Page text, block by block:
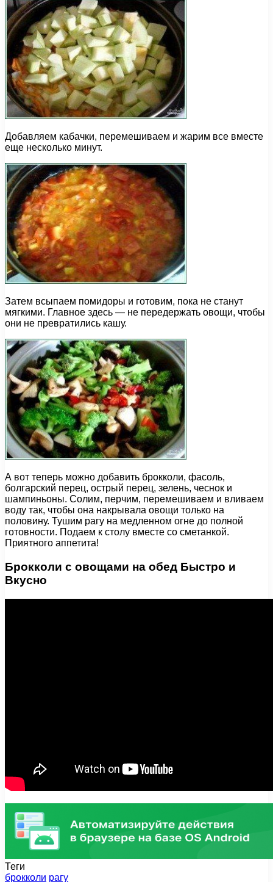
Добавляем кабачки, перемешиваем и жарим все вместе
еще несколько минут.
Затем всыпаем помидоры и готовим, пока не станут
мягкими. Главное здесь — не передержать овощи, чтобы
они не превратились кашу.
А вот теперь можно добавить брокколи, фасоль,
болгарский перец, острый перец, зелень, чеснок и
шампиньоны. Солим, перчим, перемешиваем и вливаем
воду так, чтобы она накрывала овощи только на
половину. Тушим рагу на медленном огне до полной
готовности. Подаем к столу вместе со сметанкой.
Приятного аппетита!
Брокколи с овощами на обед Быстро и
Вкусно
Теги
брокколи рагу